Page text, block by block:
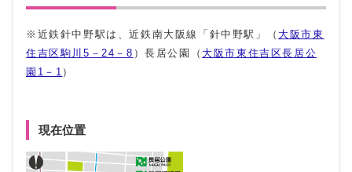
※近鉄針中野駅は、近鉄南大阪線「針中野駅」（ 大阪市東
住吉区駒川5－24－8 ）長居公園（ 大阪市東住吉区長居公
園1－1 ）
現在位置